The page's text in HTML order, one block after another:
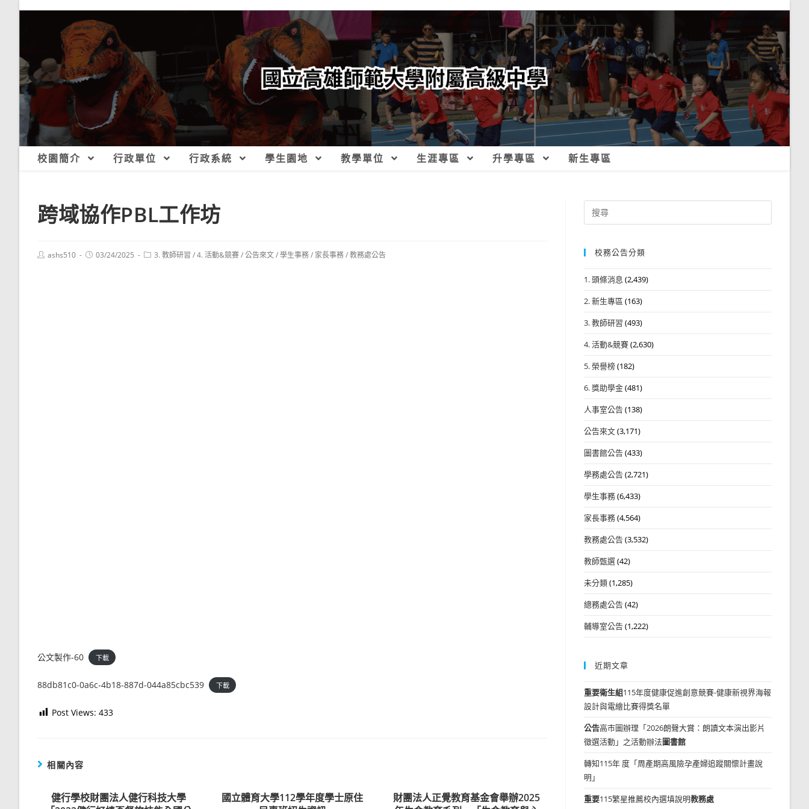
校園簡介 行政單位 行政系統 學生園地 教學單位 生涯專區 升學專區 新生專區
跨域協作PBL工作坊
Postashs510
Post03/24/2025
Post3. 教師研習 /4. 活動&競賽/公告來文/學生事務/ 家長事務/教務處公告
公文製作-60 下載
88db81c0-0a6c-4b18-887d-044a85cbc539 下載
Post Views: 433
相關內容
健行學校財團法人健行科技大學
國立體育大學112學年度學士原住
財團法人正覺教育基金會舉辦2025
Search
for:
校務公告分類
1. 頭條消息 (2,439)
2. 新生專區 (163)
3. 教師研習 (493)
4. 活動&競賽(2,630)
5. 榮譽榜(182)
6. 獎助學金(481)
人事室公告(138)
公告來文(3,171)
圖書館公告(433)
學務處公告(2,721)
學生事務(6,433)
家長事務(4,564)
教務處公告(3,532)
教師甄選(42)
未分類(1,285)
總務處公告(42)
輔導室公告(1,222)
近期文章
重要衛生組115年度健康促進創意競賽-健康新視界海報
設計與電繪比賽得獎名單
公告高市圖辦理「2026朗聲大賞：朗讀文本演出影片
徵選活動」之活動辦法圖書館
轉知115年 度「周產期高風險孕產婦追蹤關懷計畫說
明」
重要115繁星推薦校內選填說明教務處